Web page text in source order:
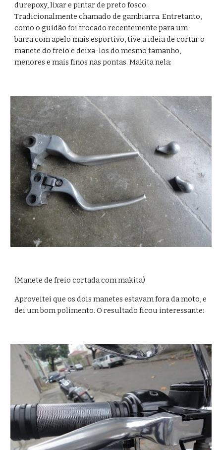
durepoxy, lixar e pintar de preto fosco.
Tradicionalmente chamado de gambiarra. Entretanto,
como o guidão foi trocado recentemente para um
barra com apelo mais esportivo, tive a ideia de cortar o
manete do freio e deixa-los do mesmo tamanho,
menores e mais finos nas pontas. Makita nela:
(Manete de freio cortada com makita)
Aproveitei que os dois manetes estavam fora da moto, e
dei um bom polimento. O resultado ficou interessante: